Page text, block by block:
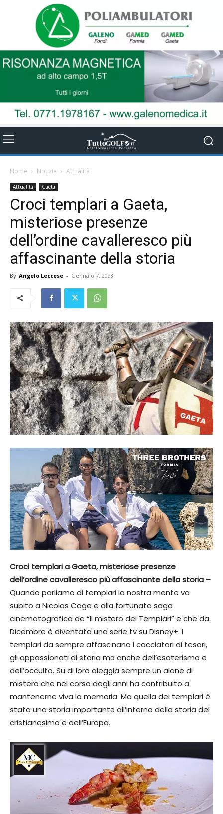
Home Notizie Attualità
Attualità Gaeta
Croci templari a Gaeta,
misteriose presenze
dell’ordine cavalleresco più
affascinante della storia
By Angelo Leccese - Gennaio 7, 2023
Croci templari a Gaeta, misteriose presenze
dell’ordine cavalleresco più affascinante della storia –
Quando parliamo di templari la nostra mente va
subito a Nicolas Cage e alla fortunata saga
cinematografica de “Il mistero dei Templari” e che da
Dicembre è diventata una serie tv su Disney+. I
templari da sempre affascinano i cacciatori di tesori,
gli appassionati di storia ma anche dell’esoterismo e
dell’occulto. Su di loro aleggia sempre un alone di
mistero che nel corso degli anni ha contribuito a
mantenerne viva la memoria. Ma quella dei templari è
stata una storia importante all’interno della storia del
cristianesimo e dell’Europa.